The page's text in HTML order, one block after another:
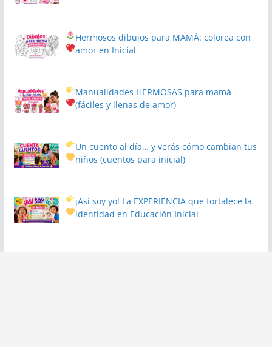
Hermosos dibujos para MAMÁ: colorea con
amor en Inicial
Manualidades HERMOSAS para mamá
(fáciles y llenas de amor)
Un cuento al día… y verás cómo cambian tus
niños(cuentos para inicial)
¡Así soy yo! La EXPERIENCIA que fortalece la
identidad en Educación Inicial